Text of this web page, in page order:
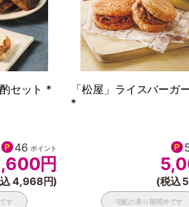
セット *
46 ポイント
円
4,968円)
す
「松屋」ライスバーガ
*
(税込
宅配の承り期間外です